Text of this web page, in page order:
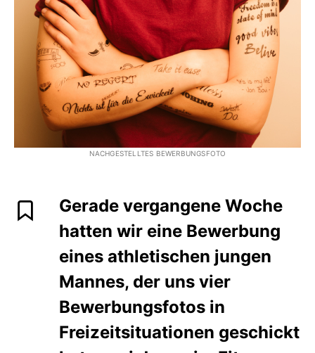
NACHGESTELLTES BEWERBUNGSFOTO
Gerade vergangene Woche
hatten wir eine Bewerbung
eines athletischen jungen
Mannes, der uns vier
Bewerbungsfotos in
Freizeitsitua­tionen geschickt